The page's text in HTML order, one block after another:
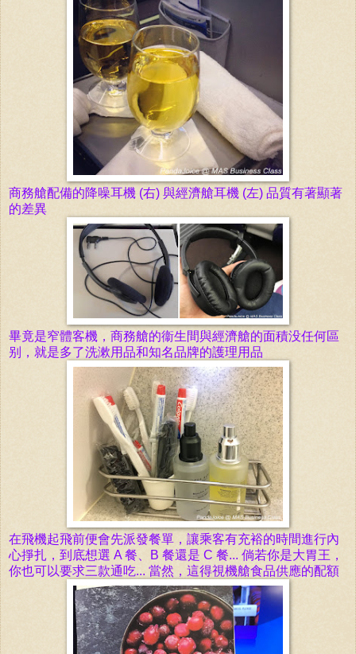
商務艙配備的降噪耳機 (右) 與經濟艙耳機 (左) 品質有著顯著
的差異
畢竟是窄體客機，商務艙的衞生間與經濟艙的面積没任何區
别，就是多了洗漱用品和知名品牌的護理用品
在飛機起飛前便會先派發餐單，讓乘客有充裕的時間進行內
心掙扎，到底想選 A 餐、B 餐還是 C 餐... 倘若你是大胃王 ，
你也可以要求三款通吃... 當然，這得視機艙食品供應的配額